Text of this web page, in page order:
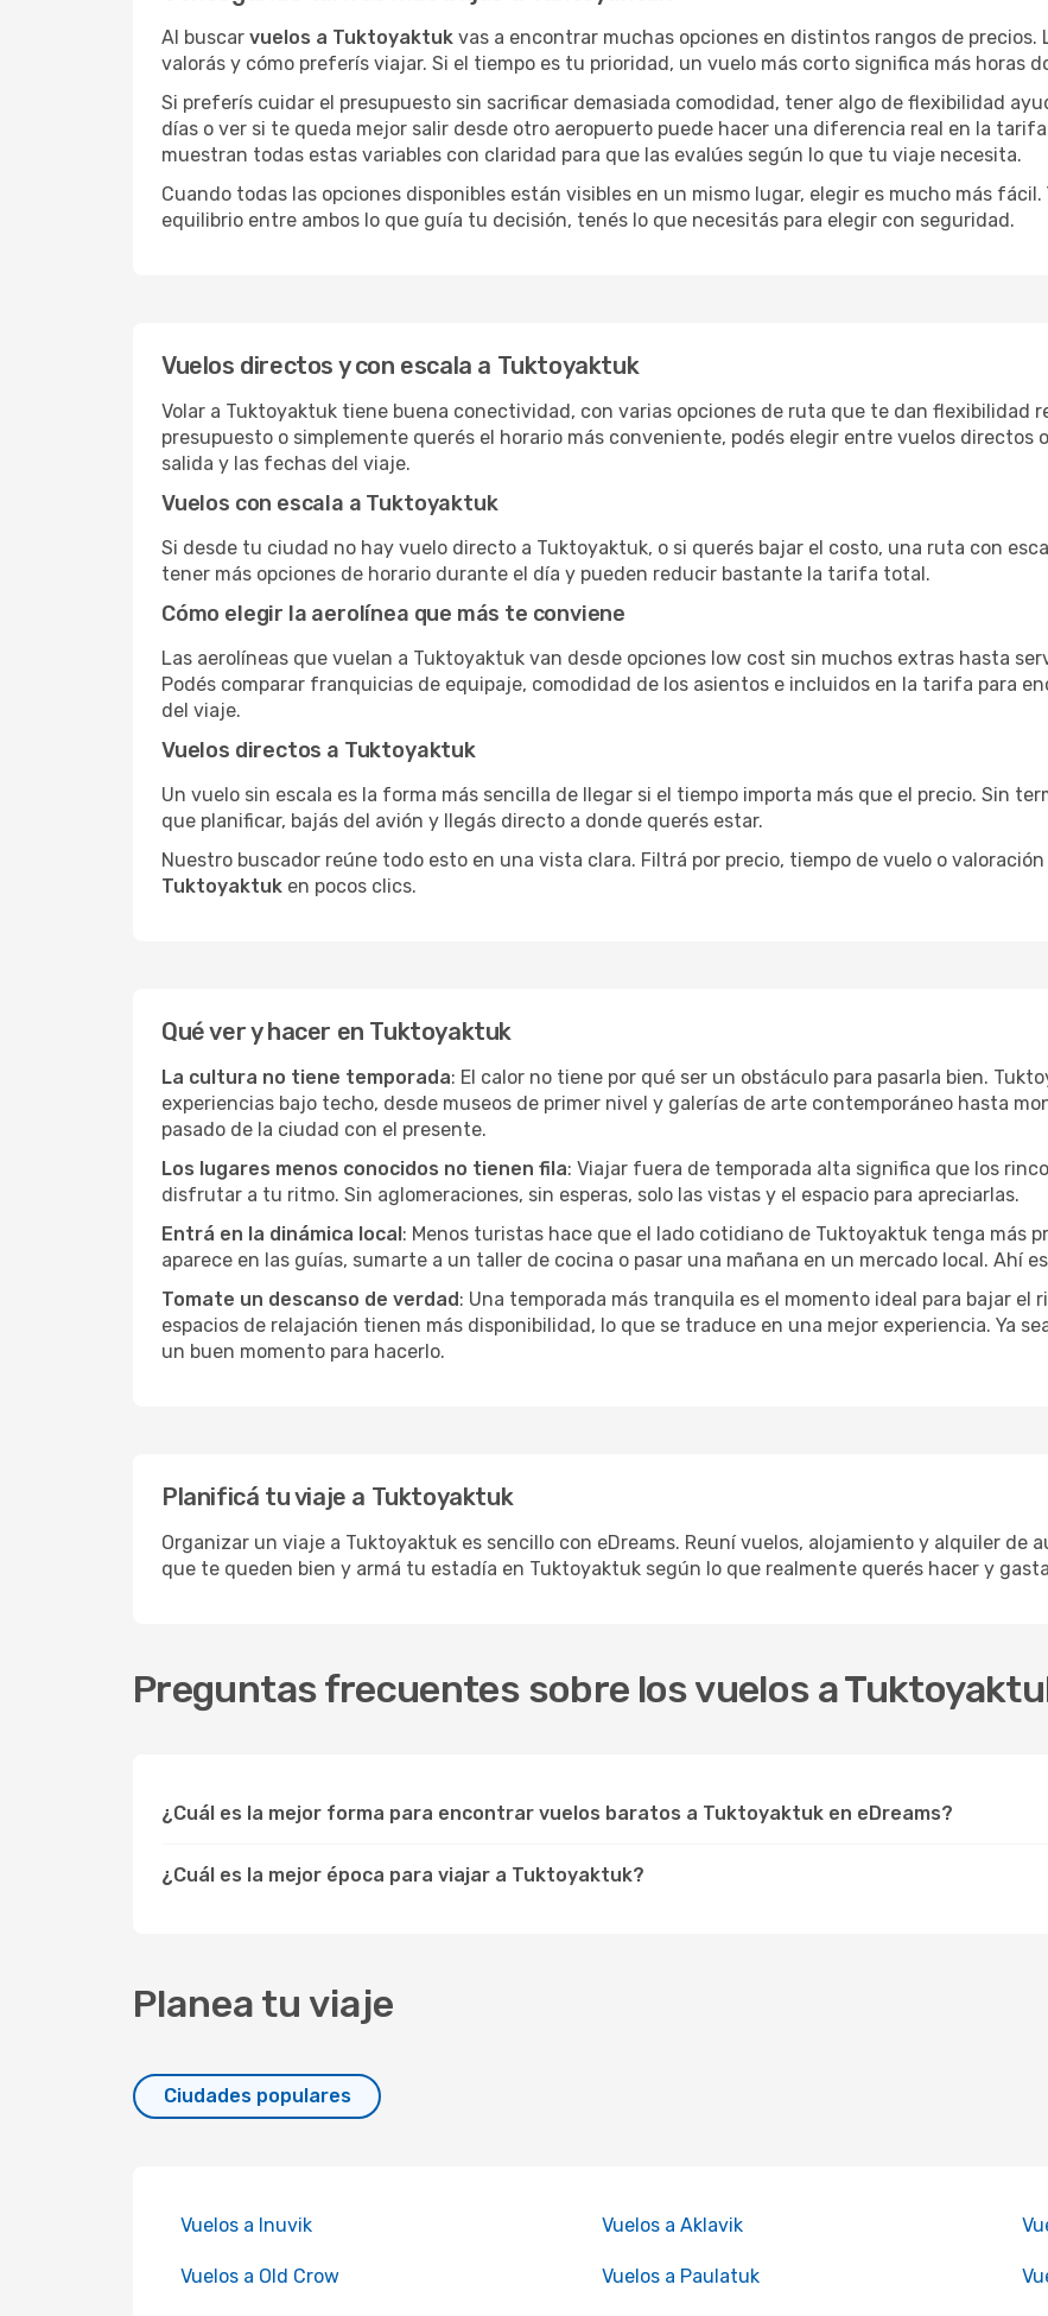
Al buscar vuelos a Tuktoyaktuk vas a encontrar muchas opciones en distintos rangos de precios.
valorás y cómo preferís viajar. Si el tiempo es tu prioridad, un vuelo más corto significa más horas
Si preferís cuidar el presupuesto sin sacrificar demasiada comodidad, tener algo de flexibilidad
días o ver si te queda mejor salir desde otro aeropuerto puede hacer una diferencia real en la
muestran todas estas variables con claridad para que las evalúes según lo que tu viaje necesita.
Cuando todas las opciones disponibles están visibles en un mismo lugar, elegir es mucho más fácil.
equilibrio entre ambos lo que guía tu decisión, tenés lo que necesitás para elegir con seguridad.
Vuelos directos y con escala a Tuktoyaktuk
Volar a Tuktoyaktuk tiene buena conectividad, con varias opciones de ruta que te dan flexibilidad
presupuesto o simplemente querés el horario más conveniente, podés elegir entre vuelos
salida y las fechas del viaje.
Vuelos con escala a Tuktoyaktuk
Si desde tu ciudad no hay vuelo directo a Tuktoyaktuk, o si querés bajar el costo, una ruta con
tener más opciones de horario durante el día y pueden reducir bastante la tarifa total.
Cómo elegir la aerolínea que más te conviene
Las aerolíneas que vuelan a Tuktoyaktuk van desde opciones low cost sin muchos extras hasta
Podés comparar franquicias de equipaje, comodidad de los asientos e incluidos en la tarifa para
del viaje.
Vuelos directos a Tuktoyaktuk
Un vuelo sin escala es la forma más sencilla de llegar si el tiempo importa más que el precio. Sin
que planificar, bajás del avión y llegás directo a donde querés estar.
Nuestro buscador reúne todo esto en una vista clara. Filtrá por precio, tiempo de vuelo o
Tuktoyaktuk en pocos clics.
Qué ver y hacer en Tuktoyaktuk
La cultura no tiene temporada: El calor no tiene por qué ser un obstáculo para pasarla bien.
experiencias bajo techo, desde museos de primer nivel y galerías de arte contemporáneo hasta
pasado de la ciudad con el presente.
Los lugares menos conocidos no tienen fila: Viajar fuera de temporada alta significa que los
disfrutar a tu ritmo. Sin aglomeraciones, sin esperas, solo las vistas y el espacio para apreciarlas.
Entrá en la dinámica local: Menos turistas hace que el lado cotidiano de Tuktoyaktuk tenga más
aparece en las guías, sumarte a un taller de cocina o pasar una mañana en un mercado local. Ahí
Tomate un descanso de verdad: Una temporada más tranquila es el momento ideal para bajar el
espacios de relajación tienen más disponibilidad, lo que se traduce en una mejor experiencia. Ya
un buen momento para hacerlo.
Planificá tu viaje a Tuktoyaktuk
Organizar un viaje a Tuktoyaktuk es sencillo con eDreams. Reuní vuelos, alojamiento y alquiler de
que te queden bien y armá tu estadía en Tuktoyaktuk según lo que realmente querés hacer y
Preguntas frecuentes sobre los vuelos a
¿Cuál es la mejor forma para encontrar vuelos baratos a Tuktoyaktuk en eDreams?
¿Cuál es la mejor época para viajar a Tuktoyaktuk?
Planea tu viaje
Ciudades populares
Vuelos a Inuvik Vuelos a Aklavik
Vuelos a Old Crow Vuelos a Paulatuk